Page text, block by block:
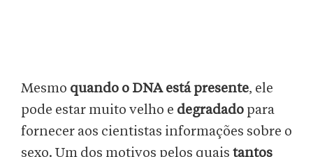
Mesmo quando o DNA está presente, ele
pode estar muito velho e degradado para
fornecer aos cientistas informações sobre o
sexo. Um dos motivos pelos quais tantos